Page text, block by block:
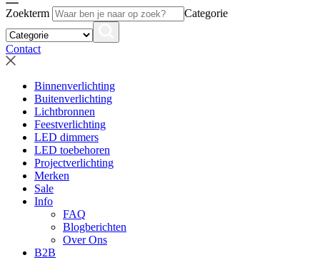
Zoekterm Categorie
Contact
Binnenverlichting
Buitenverlichting
Lichtbronnen
Feestverlichting
LED dimmers
LED toebehoren
Projectverlichting
Merken
Sale
Info
FAQ
Blogberichten
Over Ons
B2B